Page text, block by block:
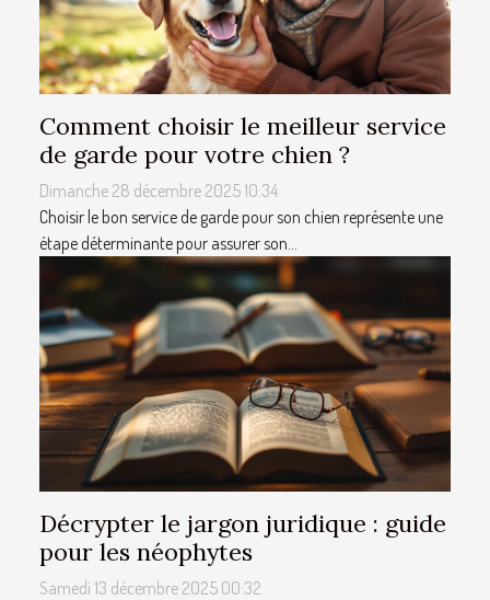
Comment choisir le meilleur service
de garde pour votre chien ?
Dimanche 28 décembre 2025 10:34
Choisir le bon service de garde pour son chien représente une
étape déterminante pour assurer son...
Décrypter le jargon juridique : guide
pour les néophytes
Samedi 13 décembre 2025 00:32